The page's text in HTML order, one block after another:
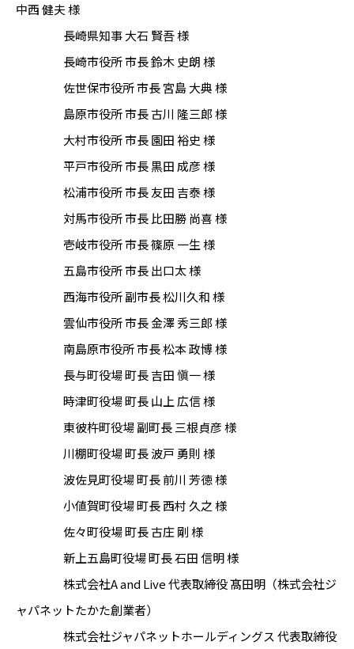
中西 健夫 様
長崎県知事 大石 賢吾 様
長崎市役所 市長 鈴木 史朗 様
佐世保市役所 市長 宮島 大典 様
島原市役所 市長 古川 隆三郎 様
大村市役所 市長 園田 裕史 様
平戸市役所 市長 黒田 成彦 様
松浦市役所 市長 友田 吉泰 様
対馬市役所 市長 比田勝 尚喜 様
壱岐市役所 市長 篠原 一生 様
五島市役所 市長 出口太 様
西海市役所 副市長 松川久和 様
雲仙市役所 市長 金澤 秀三郎 様
南島原市役所 市長 松本 政博 様
長与町役場 町長 吉田 愼一 様
時津町役場 町長 山上 広信 様
東彼杵町役場 副町長 三根貞彦 様
川棚町役場 町長 波戸 勇則 様
波佐見町役場 町長 前川 芳徳 様
小値賀町役場 町長 西村 久之 様
佐々町役場 町長 古庄 剛 様
新上五島町役場 町長 石田 信明 様
株式会社A and Live 代表取締役 髙田明（株式会社ジ
ャパネットたかた創業者）
株式会社ジャパネットホールディングス 代表取締役